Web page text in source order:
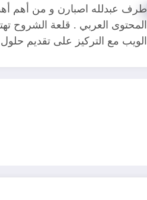
طرف عبدلله اصبارن و من أهم
المحتوى العربي . قلعة الشروح
الويب مع التركيز على تقديم